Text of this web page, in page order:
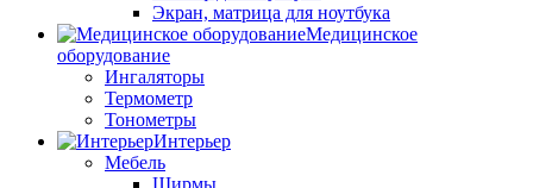
Экран, матрица для ноутбука
Медицинское
оборудование
Ингаляторы
Термометр
Тонометры
Интерьер
Мебель
Ширмы